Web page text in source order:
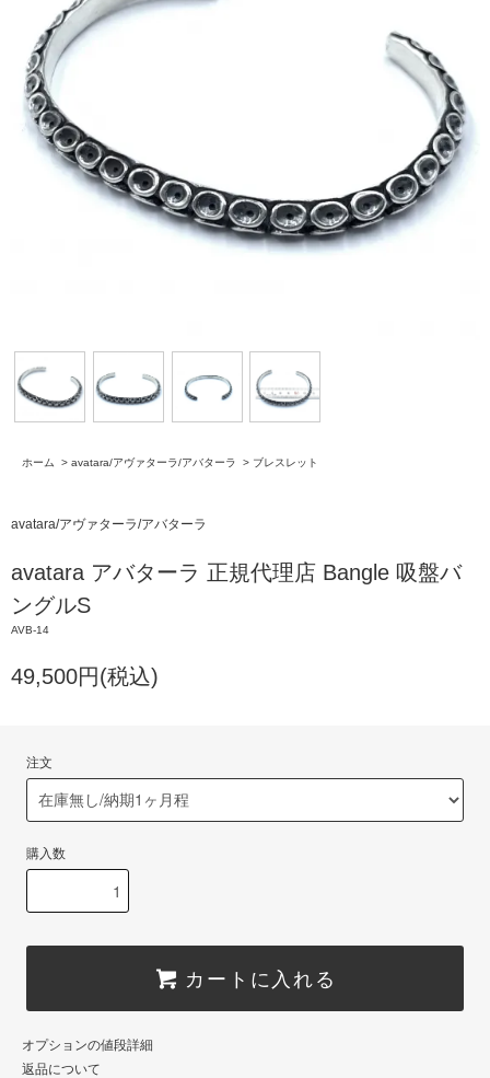
ホーム > avatara/アヴァターラ/アバターラ > ブレスレット
avatara/アヴァターラ/アバターラ
avatara アバターラ 正規代理店 Bangle 吸盤バ
ングルS
AVB-14
49,500円(税込)
注文
購入数
カートに入れる
オプションの値段詳細
返品について